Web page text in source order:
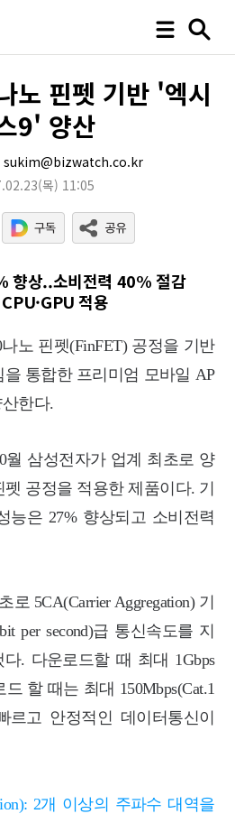
노 핀펫 기반 '엑시
9' 양산
sukim@bizwatch.co.kr
(목) 11:05
향상..소비전력 40% 절감
적용
노 핀펫(FinFET) 공정을 기반
통합한 프리미엄 모바일 AP
한다.
월 삼성전자가 업계 최초로 양
공정을 적용한 제품이다. 기
능은 27% 향상되고 소비전력
5CA(Carrier Aggregation) 기
per second)급 통신속도를 지
. 다운로드할 때 최대 1Gbps
할 때는 최대 150Mbps(Cat.1
르고 안정적인 데이터통신이
2개 이상의 주파수 대역을